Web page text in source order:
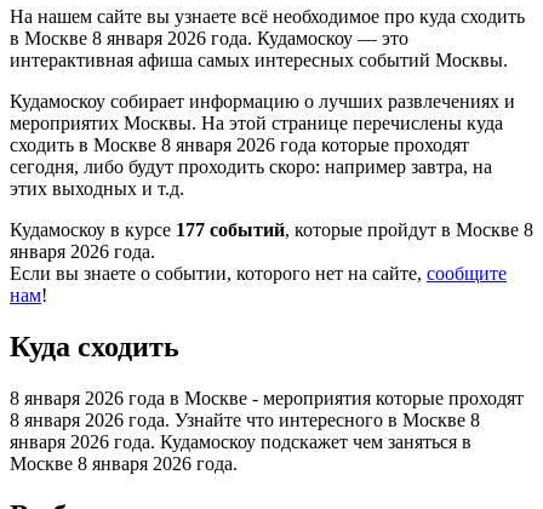
На нашем сайте вы узнаете всё необходимое про куда сходить
в Москве 8 января 2026 года. Кудамоскоу — это
интерактивная афиша самых интересных событий Москвы.
Кудамоскоу собирает информацию о лучших развлечениях и
мероприятих Москвы. На этой странице перечислены куда
сходить в Москве 8 января 2026 года которые проходят
сегодня, либо будут проходить скоро: например завтра, на
этих выходных и т.д.
Кудамоскоу в курсе 177 событий, которые пройдут в Москве 8
января 2026 года.
Если вы знаете о событии, которого нет на сайте, сообщите
нам!
Куда сходить
8 января 2026 года в Москве - мероприятия которые проходят
8 января 2026 года. Узнайте что интересного в Москве 8
января 2026 года. Кудамоскоу подскажет чем заняться в
Москве 8 января 2026 года.